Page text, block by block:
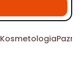
Kosmetologia